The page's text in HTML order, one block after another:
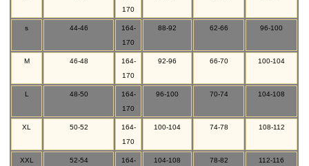
170
s 44-46
164-
170
88-92 62-66 96-100
M 46-48
164-
170
92-96 66-70 100-104
L 48-50
164-
170
96-100 70-74 104-108
XL 50-52
164-
170
100-104 74-78 108-112
XXL 52-54
164-
104-108 78-82 112-116